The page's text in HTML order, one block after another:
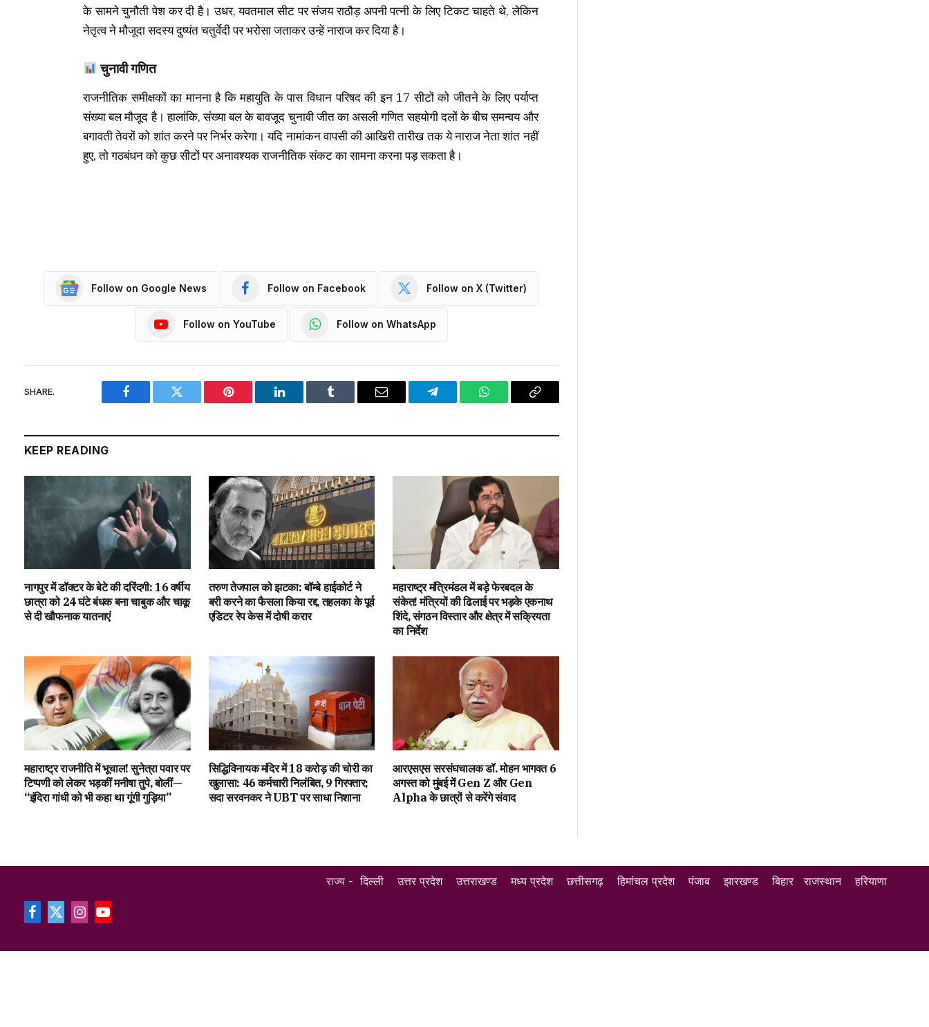
के सामने चुनौती पेश कर दी है। उधर, यवतमाल सीट पर संजय राठौड़ अपनी पत्नी के लिए टिकट चाहते थे, लेकिन
नेतृत्व ने मौजूदा सदस्य दुष्यंत चतुर्वेदी पर भरोसा जताकर उन्हें नाराज कर दिया है।
चुनावी गणित
राजनीतिक समीक्षकों का मानना है कि महायुति के पास विधान परिषद की इन 17 सीटों को जीतने के लिए पर्याप्त
संख्या बल मौजूद है। हालांकि, संख्या बल के बावजूद चुनावी जीत का असली गणित सहयोगी दलों के बीच समन्वय और
बगावती तेवरों को शांत करने पर निर्भर करेगा। यदि नामांकन वापसी की आखिरी तारीख तक ये नाराज नेता शांत नहीं
हुए, तो गठबंधन को कुछ सीटों पर अनावश्यक राजनीतिक संकट का सामना करना पड़ सकता है।
Follow on Google News Follow on Facebook Follow on X (Twitter)
Follow on YouTube Follow on WhatsApp
SHARE.
Facebook Twitter Pinterest LinkedIn Tumblr Email Telegram WhatsAppCopy
KEEP READING
नागपुर में डॉक्टर के बेटे की दरिंदगी: 16 वर्षीय
छात्रा को 24 घंटे बंधक बना चाबुक और चाकू
से दी खौफनाक यातनाएं
तरुण तेजपाल को झटका: बॉम्बे हाईकोर्ट ने
बरी करने का फैसला किया रद्द, तहलका के पूर्व
एडिटर रेप केस में दोषी करार
महाराष्ट्र मंत्रिमंडल में बड़े फेरबदल के
संकेत! मंत्रियों की ढिलाई पर भड़के एकनाथ
शिंदे, संगठन विस्तार और क्षेत्र में सक्रियता
का निर्देश
महाराष्ट्र राजनीति में भूचाल! सुनेत्रा पवार पर
टिप्पणी को लेकर भड़कीं मनीषा तुपे, बोलीं—
“इंदिरा गांधी को भी कहा था गूंगी गुड़िया”
सिद्धिविनायक मंदिर में ₹18 करोड़ की चोरी का
खुलासा: 46 कर्मचारी निलंबित, 9 गिरफ्तार;
सदा सरवनकर ने UBT पर साधा निशाना
आरएसएस सरसंघचालक डॉ. मोहन भागवत 6
अगस्त को मुंबई में Gen Z और Gen
Alpha के छात्रों से करेंगे संवाद
Facebook
X
InstagramYouTube
राज्य -दिल्ली उत्तर प्रदेश उत्तराखण्ड मध्य प्रदेश छत्तीसगढ़ हिमांचल प्रदेश पंजाब झारखण्ड बिहार राजस्थान हरियाणा